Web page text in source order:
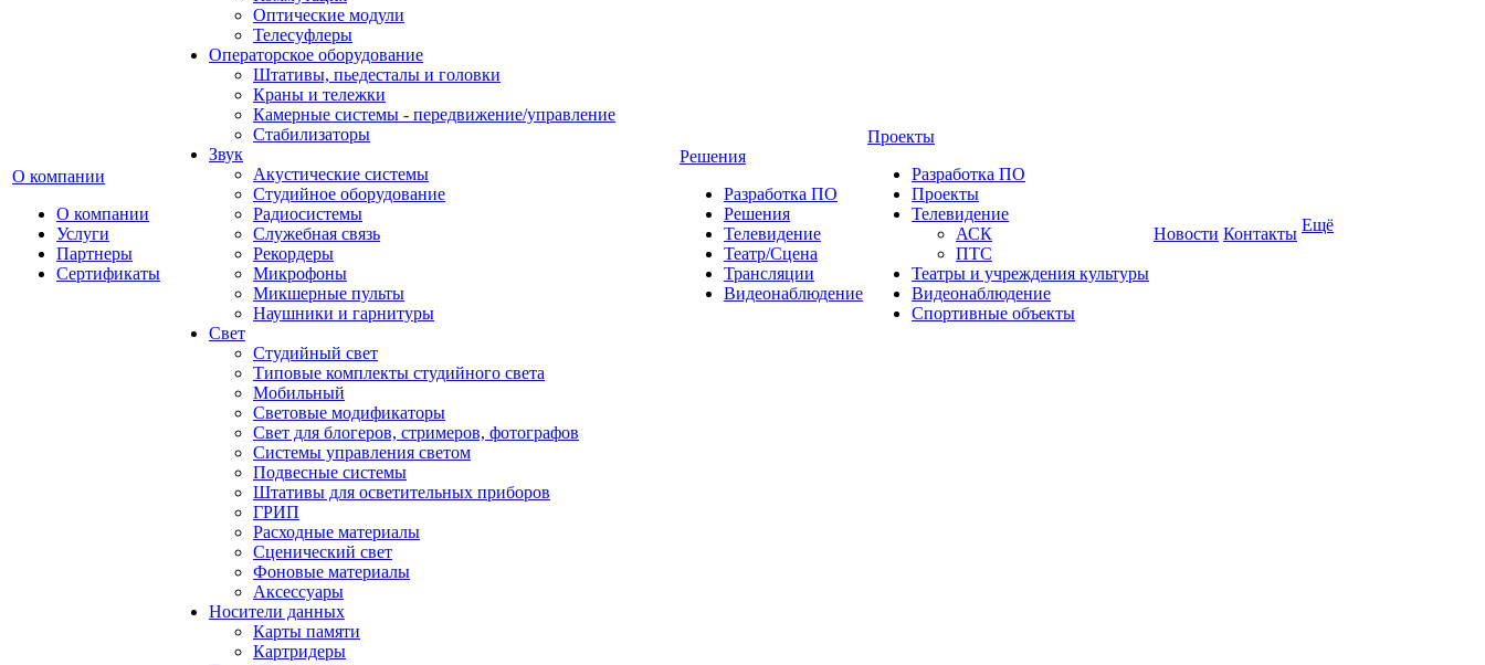
О компании
О компании
Услуги
Партнеры
Сертификаты
Оптические модули
Телесуфлеры
Операторское оборудование
Штативы, пьедесталы и головки
Краны и тележки
Камерные системы - передвижение/управление
Стабилизаторы
Звук
Акустические системы
Студийное оборудование
Радиосистемы
Служебная связь
Рекордеры
Микрофоны
Микшерные пульты
Наушники и гарнитуры
Свет
Студийный свет
Типовые комплекты студийного света
Мобильный
Световые модификаторы
Свет для блогеров, стримеров, фотографов
Системы управления светом
Подвесные системы
Штативы для осветительных приборов
ГРИП
Расходные материалы
Сценический свет
Фоновые материалы
Аксессуары
Носители данных
Карты памяти
Картридеры
Решения
Разработка ПО
Решения
Телевидение
Театр/Сцена
Трансляции
Видеонаблюдение
Проекты
Разработка ПО
Проекты
Телевидение
АСК
ПТС
Театры и учреждения культуры
Видеонаблюдение
Спортивные объекты
Новости Контакты Ещё